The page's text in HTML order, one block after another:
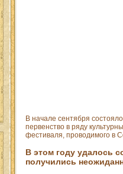
В начале сентября
первенство в ряду
фестиваля, проводимого в
В этом году удалось
получились